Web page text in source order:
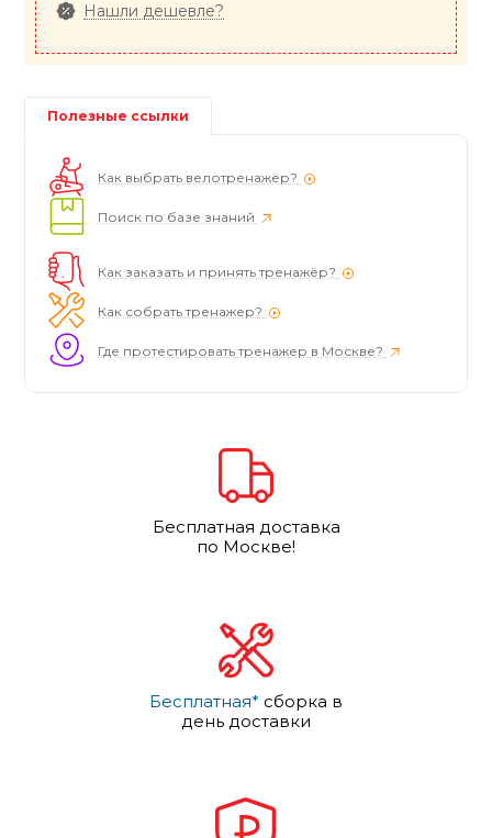
Нашли дешевле?
Полезные ссылки
Как выбрать велотренажёр?
Поиск по базе знаний
Как заказать и принять тренажёр?
Как собрать тренажер?
Где протестировать тренажер в Москве?
Бесплатная доставка
по Москве!
Бесплатная* сборка в
день доставки